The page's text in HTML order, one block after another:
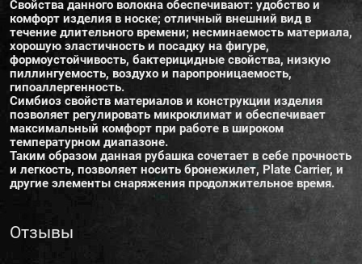
Свойства данного волокна обеспечивают: удобство и
комфорт изделия в носке; отличный внешний вид в
течение длительного времени; несминаемость материала,
хорошую эластичность и посадку на фигуре,
формоустойчивость, бактерицидные свойства, низкую
пиллингуемость, воздухо и паропроницаемость,
гипоаллергенность.
Симбиоз свойств материалов и конструкции изделия
позволяет регулировать микроклимат и обеспечивает
максимальный комфорт при работе в широком
температурном диапазоне.
Таким образом данная рубашка сочетает в себе прочность
и легкость, позволяет носить бронежилет, Plate Carrier, и
другие элементы снаряжения продолжительное время.
Отзывы